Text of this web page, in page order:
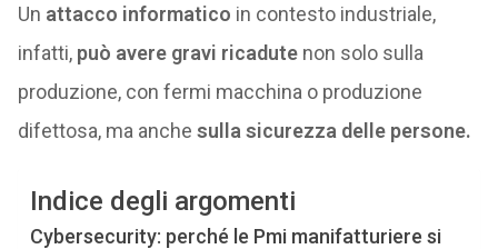
Un attacco informatico in contesto industriale,
infatti, può avere gravi ricadutenon solo sulla
produzione, con fermi macchina o produzione
difettosa, ma anche sulla sicurezza delle persone.
Indice degli argomenti
Cybersecurity: perché le Pmi manifatturiere si